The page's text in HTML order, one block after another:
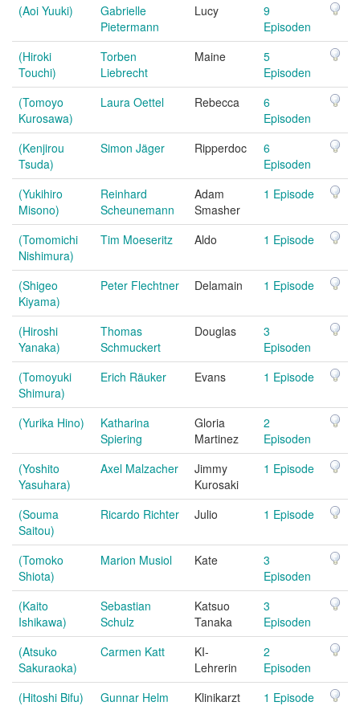
(Aoi Yuuki)
Gabrielle
Pietermann
Lucy
9
Episoden
(Hiroki
Touchi)
Torben
Liebrecht
Maine
5
Episoden
(Tomoyo
Kurosawa)
Laura Oettel Rebecca
6
Episoden
(Kenjirou
Tsuda)
Simon Jäger Ripperdoc
6
Episoden
(Yukihiro
Misono)
Reinhard
Scheunemann
Adam
Smasher
1 Episode
(Tomomichi
Nishimura)
Tim Moeseritz Aldo 1 Episode
(Shigeo
Kiyama)
Peter Flechtner Delamain 1 Episode
(Hiroshi
Yanaka)
Thomas
Schmuckert
Douglas
3
Episoden
(Tomoyuki
Shimura)
Erich Räuker Evans 1 Episode
(Yurika Hino)
Katharina
Spiering
Gloria
Martinez
2
Episoden
(Yoshito
Yasuhara)
Axel Malzacher
Jimmy
Kurosaki
1 Episode
(Souma
Saitou)
Ricardo Richter Julio 1 Episode
(Tomoko
Shiota)
Marion Musiol Kate
3
Episoden
(Kaito
Ishikawa)
Sebastian
Schulz
Katsuo
Tanaka
3
Episoden
(Atsuko
Sakuraoka)
Carmen Katt
KI-
Lehrerin
2
Episoden
(Hitoshi Bifu)
Gunnar Helm Klinikarzt
1 Episode